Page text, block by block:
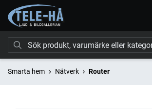
Smarta hem Nätverk Router